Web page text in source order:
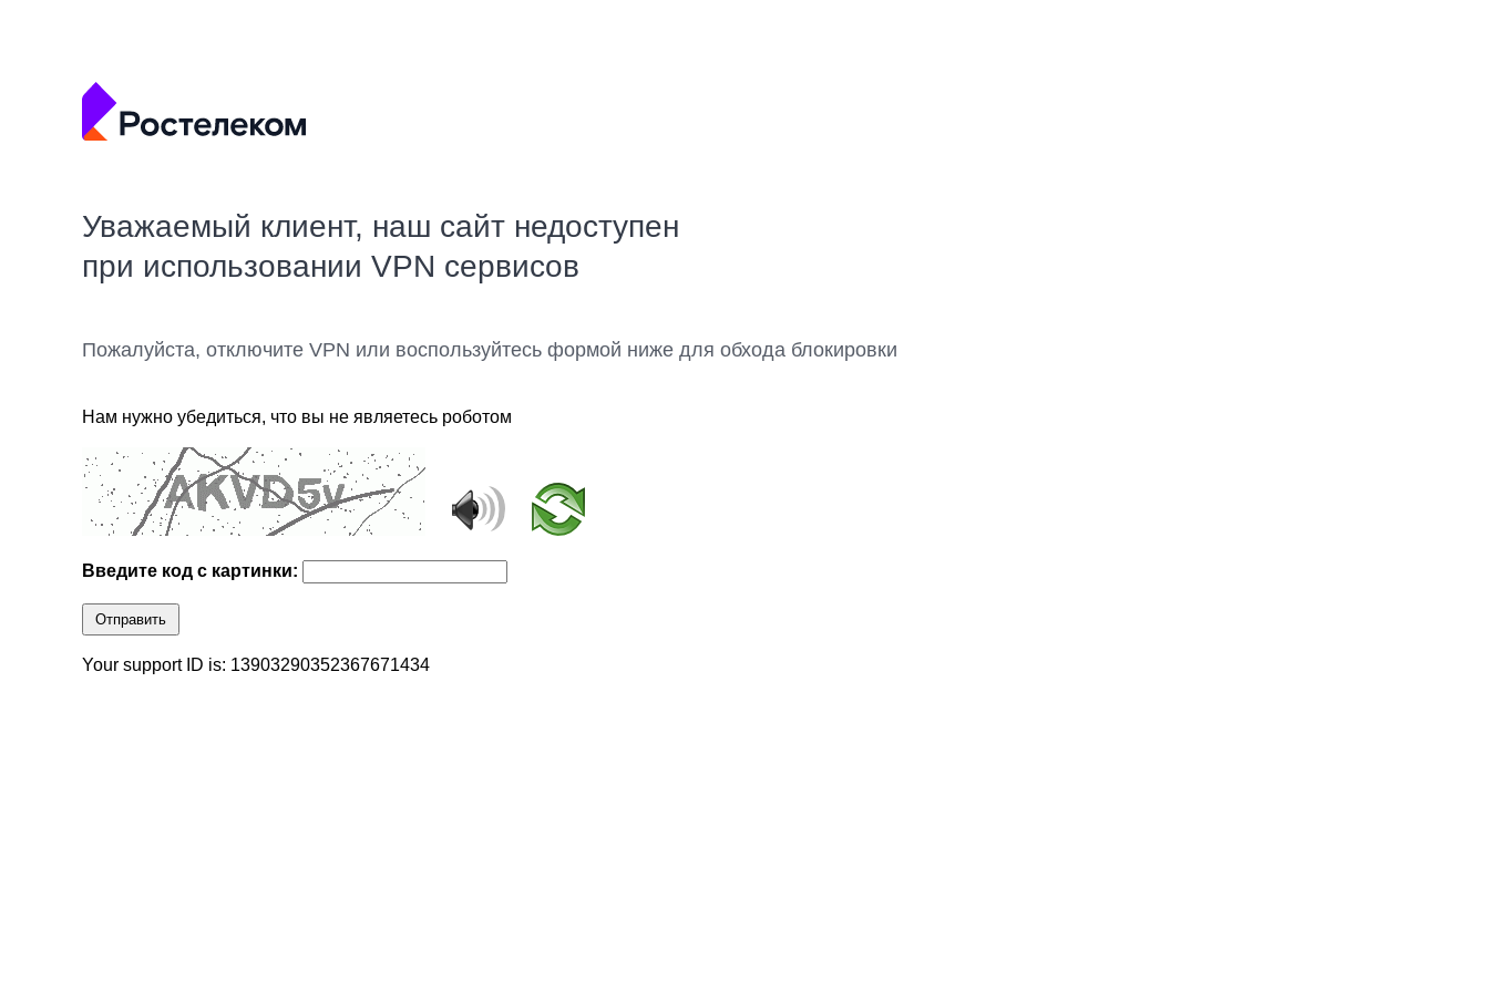
Уважаемый клиент, наш сайт недоступен
при использовании VPN сервисов
Пожалуйста, отключите VPN или воспользуйтесь формой ниже для обхода блокировки
Нам нужно убедиться, что вы не являетесь роботом
Введите код с картинки:
Отправить
Your support ID is: 13903290352367671434